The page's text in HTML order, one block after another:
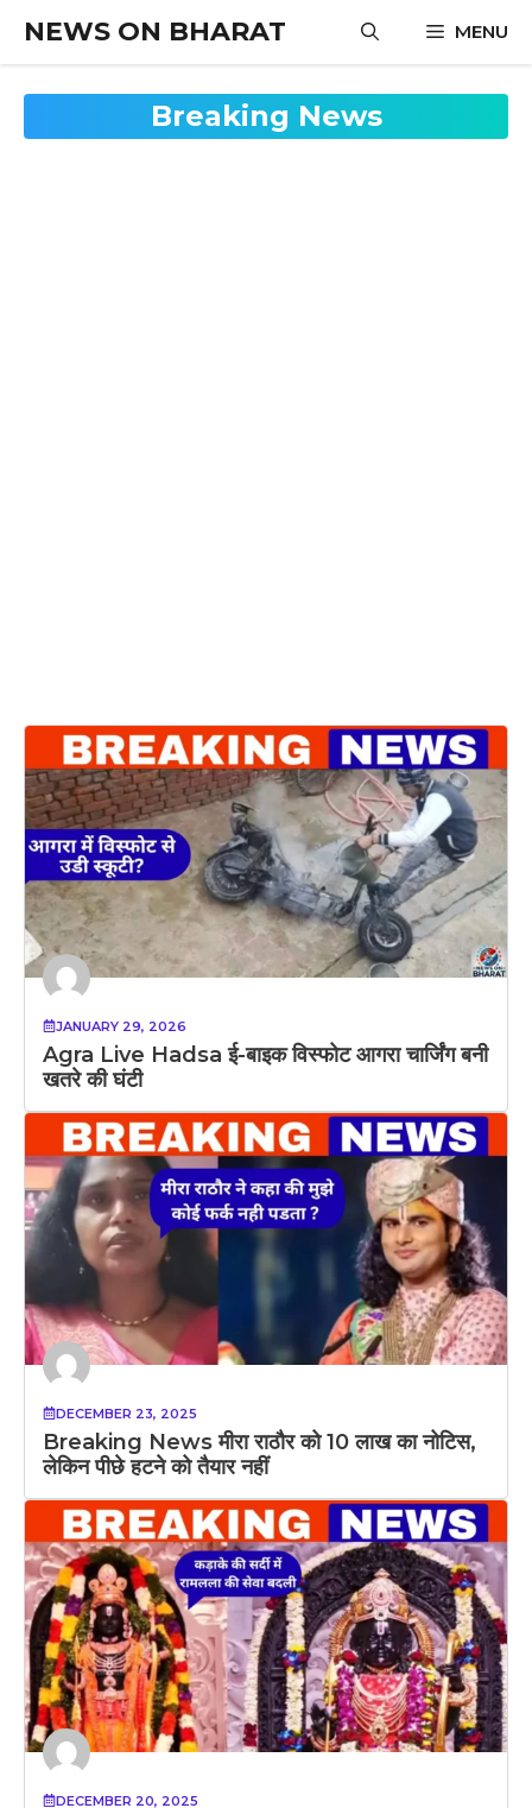
content
NEWS ON BHARAT MENU
Breaking News
JANUARY 29, 2026
Agra Live Hadsa ई-बाइक विस्फोट आगरा चार्जिंग बनी
खतरे की घंटी
DECEMBER 23, 2025
Breaking News मीरा राठौर को 10 लाख का नोटिस,
लेकिन पीछे हटने को तैयार नहीं
DECEMBER 20, 2025